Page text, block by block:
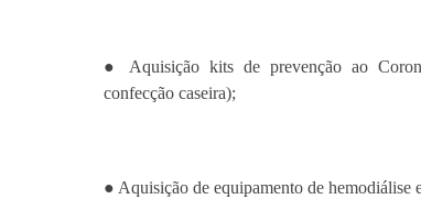
● Aquisição kits de prevenção ao
confecção caseira);
● Aquisição de equipamento de